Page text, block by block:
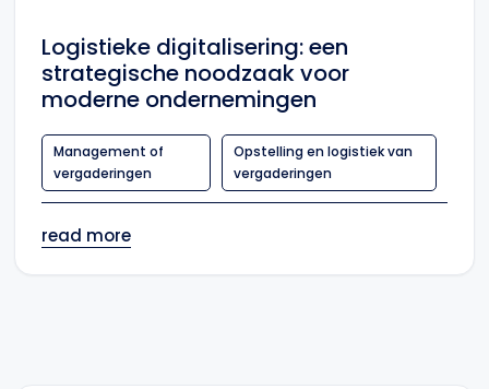
Logistieke digitalisering: een
strategische noodzaak voor
moderne ondernemingen
Management of
vergaderingen
Opstelling en logistiek van
vergaderingen
read more